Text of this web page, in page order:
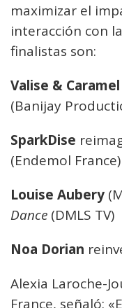
maximizar el
interacción con
finalistas son:
Valise & Caramel
(Banijay
SparkDise
(Endemol France)
Louise Aubery
Dance (DMLS TV)
Noa Dorian
Alexia Laroche-
France, señaló: